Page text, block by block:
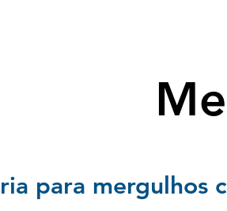
para mergulhos